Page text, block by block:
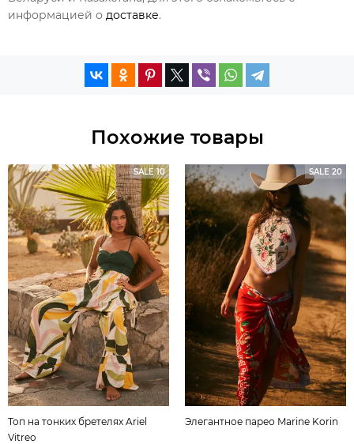
информацией о доставке.
Похожие товары
SALE 10
Топ на тонких бретелях Ariel
Vitreo
SALE 20
Элегантное парео Marine Korin